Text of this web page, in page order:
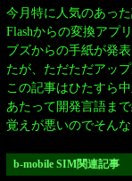
今月特に人気のあっ
Flashからの変換アプ
ブズからの手紙が発
たが、ただただアッ
この記事はひたすら
あたって開発言語ま
覚えが悪いのでそん
b-mobile SIM関連記事